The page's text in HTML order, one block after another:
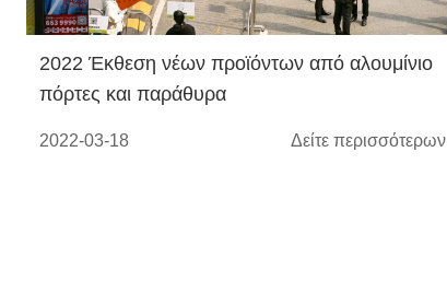
2022 Έκθεση νέων προϊόντων από αλουμίνιο
πόρτες και παράθυρα
2022-03-18 Δείτε περισσότερων